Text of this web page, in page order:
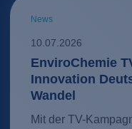
News
10.07.2026
EnviroChemie
Innovation
Wandel
Mit der TV-